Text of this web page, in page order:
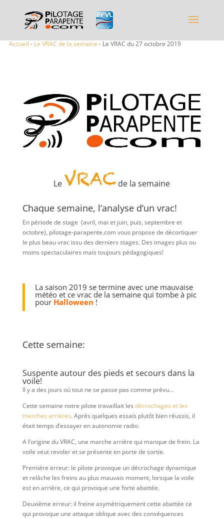
Accueil - Le VRAC de la semaine - Le VRAC du 27 octobre 2019
Le de la semaine
Chaque semaine, l’analyse d’un vrac!
En période de stage (avril, mai et juin, puis, septembre et
octobre), pilotage-parapente.com vous propose de décortiquer
le plus beau vrac issu des derniers stages. Des images plus ou
moins spectaculaires mais toujours pédagogiques!
La saison 2019 se termine avec une mauvaise
météo et ce vrac de la semaine qui tombe à pic
pour Halloween !
Cette semaine:
Suspente autour des pieds et secours dans la
voile!
Il y a des jours où tout ne se passe pas comme prévu…
Cette semaine notre pilote travaillait les décrochages et les
marches arrières. Après quelques essais plutôt bien réussis, il
était temps d’essayer en autonomie radio.
A l’origine du VRAC, une marche arrière qui manque de frein. La
voile veut revoler et se présente en porte de sortie.
Première erreur: le pilote provoque un décrochage dynamique
et relâche les freins au plus mauvais moment, lorsque la voile
est en arrière, ce qui provoque une forte abattée.
Deuxième erreur: il freine asymétriquement cette abattée ce
qui provoque une attaque oblique avec des conséquences